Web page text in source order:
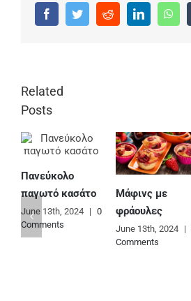
FacebookTwitterRedditLinkedIn
Related
Posts
Πανεύκολο
παγωτό κασάτο
June 13th, 2024 | 0
Comments
Μάφινς με
φράουλες
June 13th, 2024 |
Comments